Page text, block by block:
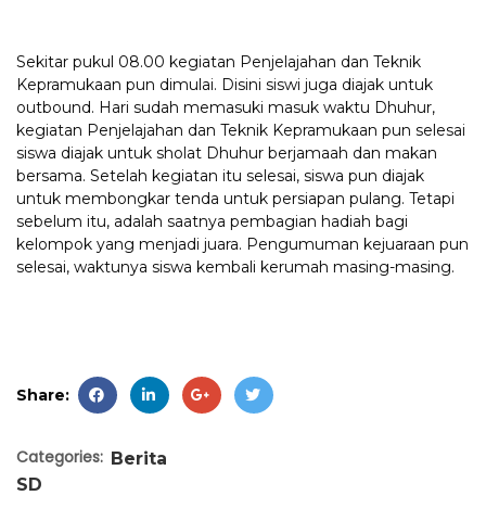
Sekitar pukul 08.00 kegiatan Penjelajahan dan Teknik
Kepramukaan pun dimulai. Disini siswi juga diajak untuk
outbound. Hari sudah memasuki masuk waktu Dhuhur,
kegiatan Penjelajahan dan Teknik Kepramukaan pun selesai
siswa diajak untuk sholat Dhuhur berjamaah dan makan
bersama. Setelah kegiatan itu selesai, siswa pun diajak
untuk membongkar tenda untuk persiapan pulang. Tetapi
sebelum itu, adalah saatnya pembagian hadiah bagi
kelompok yang menjadi juara. Pengumuman kejuaraan pun
selesai, waktunya siswa kembali kerumah masing-masing.
Share:
Categories: Berita
SD